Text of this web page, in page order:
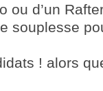
ou d’un
souplesse
! alors